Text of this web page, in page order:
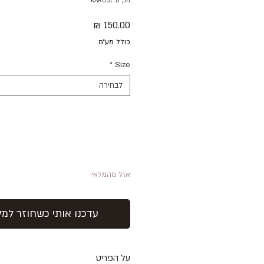
כולל מע״מ
Size
*
לבחירה
אזל מהמלאי
עדכנו אותי כשחוזר
על הפריט